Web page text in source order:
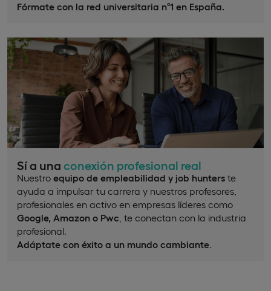
Fórmate con la red universitaria nº1 en España.
Sí a una conexión profesional real
Nuestro equipo de empleabilidad y job hunters te
ayuda a impulsar tu carrera y nuestros profesores,
profesionales en activo en empresas líderes como
Google, Amazon o Pwc , te conectan con la industria
profesional.
Adáptate con éxito a un mundo cambiante.